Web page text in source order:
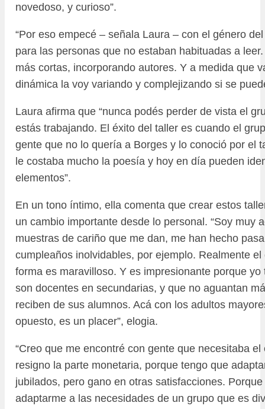
novedoso, y curioso”.
“Por eso empecé – señala Laura – con el género
para las personas que no estaban habituadas a
más cortas, incorporando autores. Y a medida que
dinámica la voy variando y complejizando si se
Laura afirma que “nunca podés perder de vista el
estás trabajando. El éxito del taller es cuando el
gente que no lo quería a Borges y lo conoció por el
le costaba mucho la poesía y hoy en día pueden
elementos”.
En un tono íntimo, ella comenta que crear estos
un cambio importante desde lo personal. “Soy muy
muestras de cariño que me dan, me han hecho
cumpleaños inolvidables, por ejemplo. Realmente
forma es maravilloso. Y es impresionante porque
son docentes en secundarias, y que no aguantan
reciben de sus alumnos. Acá con los adultos
opuesto, es un placer”, elogia.
“Creo que me encontré con gente que necesitaba
resigno la parte monetaria, porque tengo que
jubilados, pero gano en otras satisfacciones.
adaptarme a las necesidades de un grupo que es